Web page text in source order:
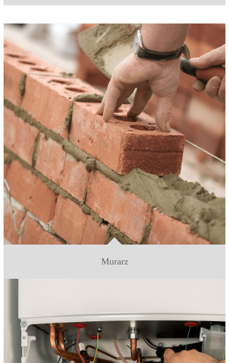
Murarz